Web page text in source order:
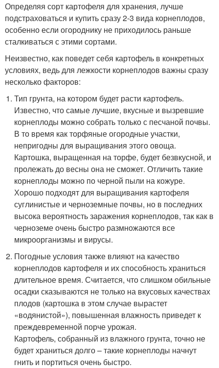
Определяя сорт картофеля для хранения, лучше
подстраховаться и купить сразу 2-3 вида корнеплодов,
особенно если огороднику не приходилось раньше
сталкиваться с этими сортами.
Неизвестно, как поведет себя картофель в конкретных
условиях, ведь для лежкости корнеплодов важны сразу
несколько факторов:
Тип грунта, на котором будет расти картофель.
Известно, что самые лучшие, вкусные и вызревшие
корнеплоды можно собрать только с песчаной почвы.
В то время как торфяные огородные участки,
непригодны для выращивания этого овоща.
Картошка, выращенная на торфе, будет безвкусной, и
пролежать до весны она не сможет. Отличить такие
корнеплоды можно по черной пыли на кожуре.
Хорошо подходят для выращивания картофеля
суглинистые и черноземные почвы, но в последних
высока вероятность заражения корнеплодов, так как в
черноземе очень быстро размножаются все
микроорганизмы и вирусы.
Погодные условия также влияют на качество
корнеплодов картофеля и их способность храниться
длительное время. Считается, что слишком обильные
осадки сказываются не только на вкусовых качествах
плодов (картошка в этом случае вырастет
«водянистой»), повышенная влажность приведет к
преждевременной порче урожая.
Картофель, собранный из влажного грунта, точно не
будет храниться долго – такие корнеплоды начнут
гнить и портиться очень быстро.